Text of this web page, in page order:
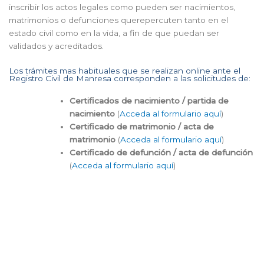
inscribir los actos legales como pueden ser nacimientos,
matrimonios o defunciones querepercuten tanto en el
estado civil como en la vida, a fin de que puedan ser
validados y acreditados.
Los trámites mas habituales que se realizan online ante el
Registro Civil de Manresa corresponden a las solicitudes de:
Certificados de nacimiento / partida de
nacimiento(Acceda al formulario aquí)
Certificado de matrimonio / acta de
matrimonio(Acceda al formulario aquí)
Certificado de defunción / acta de defunción
(Acceda al formulario aquí)